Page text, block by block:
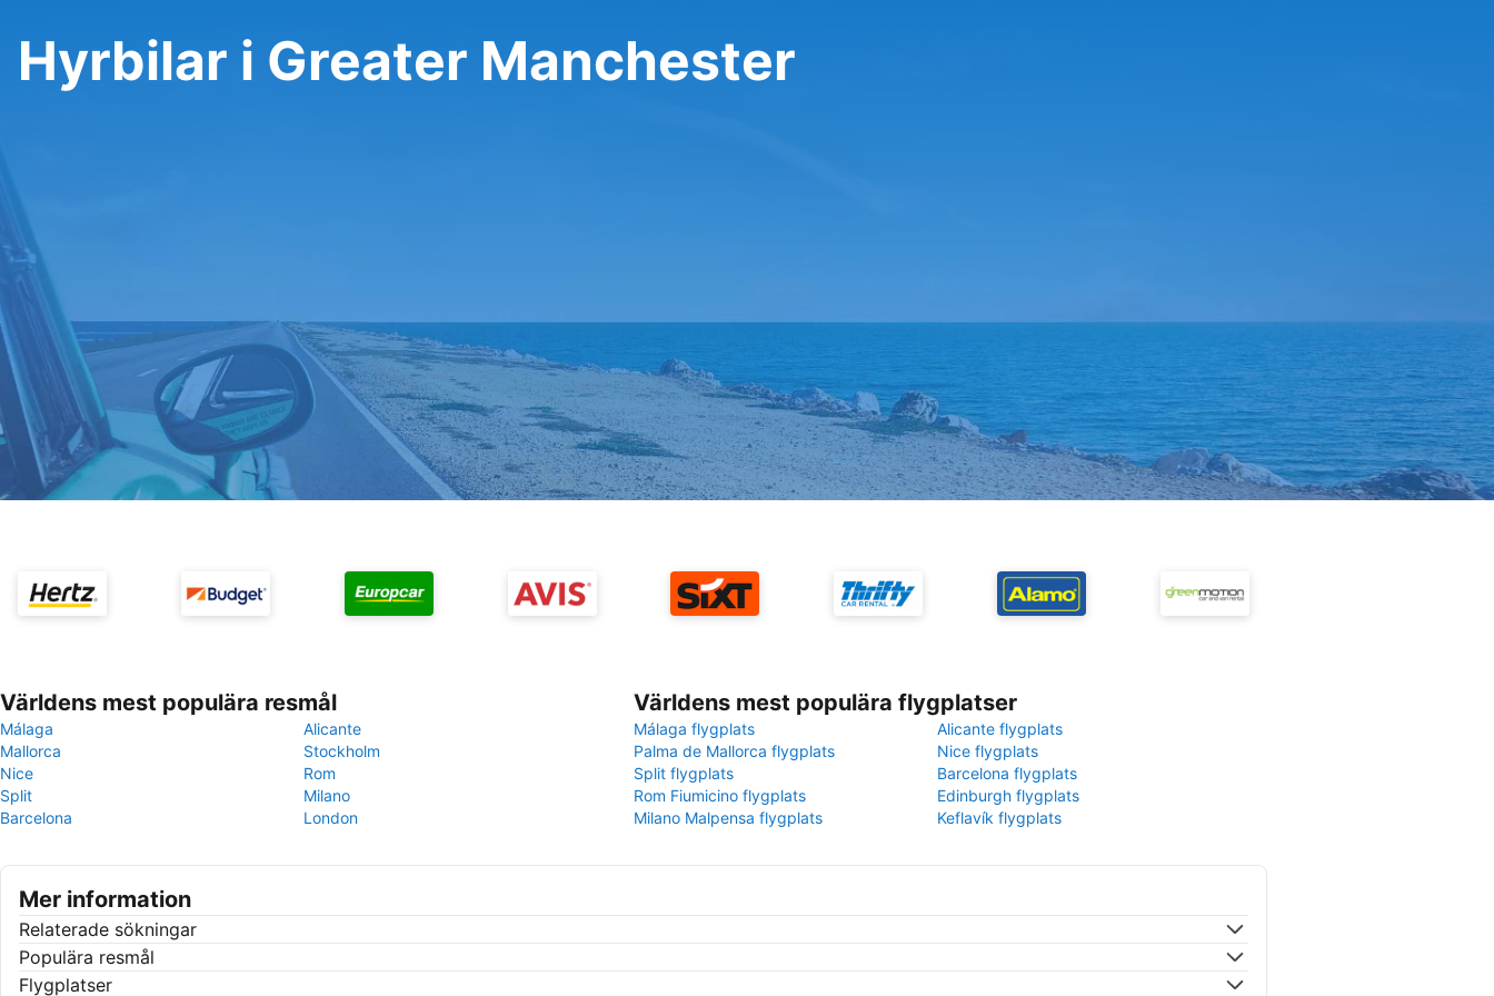
Hyrbilar i Greater Manchester
Världens mest populära resmål
Málaga
Alicante
Mallorca
Stockholm
Nice
Rom
Split
Milano
Barcelona
London
Världens mest populära flygplatser
Málaga flygplats
Alicante flygplats
Palma de Mallorca flygplats
Nice flygplats
Split flygplats
Barcelona flygplats
Rom Fiumicino flygplats
Edinburgh flygplats
Milano Malpensa flygplats
Keflavík flygplats
Mer information
Relaterade sökningar
Populära resmål
Flygplatser